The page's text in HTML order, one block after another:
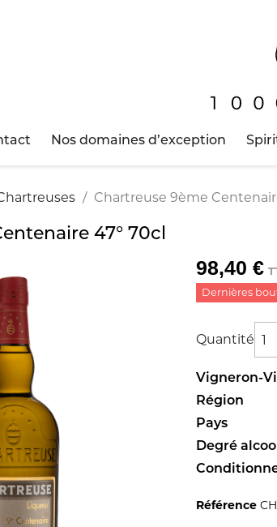
Nos domaines d’exception
Chartreuse 9ème
47° 70cl
98,40 €
Dernières
Quantité
Vigneron-
Région
Pays
Degré
Référence